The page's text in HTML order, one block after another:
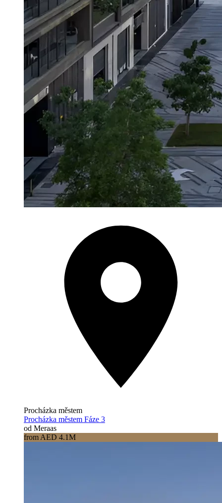
Procházka městem
Procházka městem Fáze 3
od Meraas
from AED 4.1M